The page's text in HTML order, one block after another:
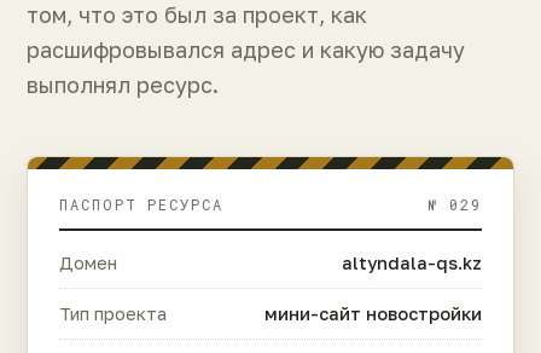
том, что это был за проект, как
расшифровывался адрес и какую задачу
выполнял ресурс.
ПАСПОРТ РЕСУРСА № 029
Домен altyndala-qs.kz
Тип проекта мини-сайт новостройки